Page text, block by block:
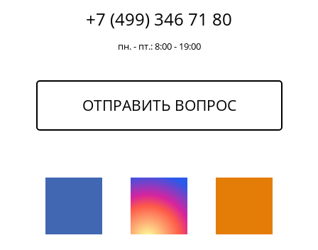
+7 (499) 346 71 80
пн. - пт.: 8:00 - 19:00
ОТПРАВИТЬ ВОПРОС